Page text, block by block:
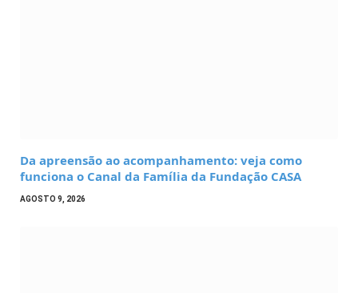
Da apreensão ao acompanhamento: veja como
funciona o Canal da Família da Fundação CASA
AGOSTO 9, 2026